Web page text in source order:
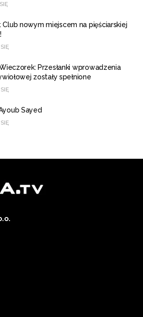
Club nowym miejscem na pięściarskiej
Przesłanki wprowadzenia
zostały spełnione
Sayed